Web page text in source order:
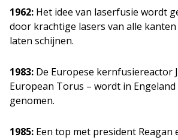
1962: Het idee van laserfusie wordt
door krachtige lasers van alle
laten schijnen.
1983: De Europese kernfusiereactor
European Torus – wordt in
genomen.
1985: Een top met president Reagan